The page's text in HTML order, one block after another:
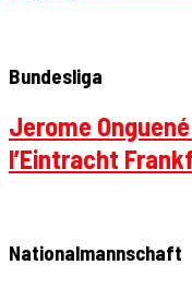
Bundesliga
Jerome
l’Eintracht
Nationalmannschaft